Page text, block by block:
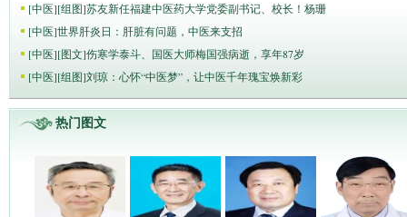
[中医][组图]苏友新任福建中医药大学党委副书记、校长！杨珊
[中医]世界肝炎日：肝脏有问题，中医来支招
[中医][图文]伤寒学泰斗、国医大师梅国强病逝，享年87岁
[中医][组图]刘琼：心怀“中医梦”，让中医千年瑰宝焕新彩
热门图文